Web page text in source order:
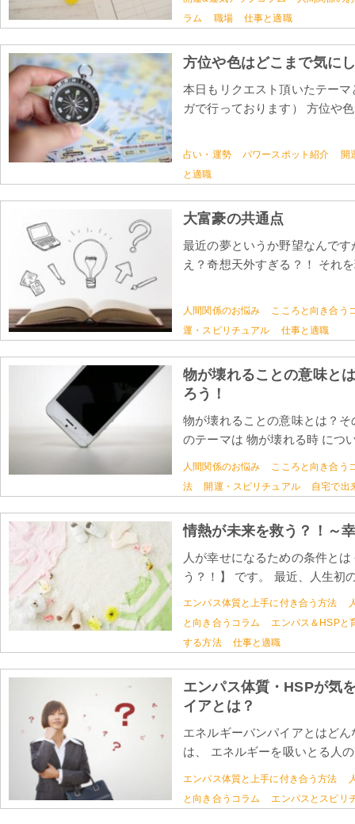
ラム
職場 仕事と適職
方位や色はどこまで気に
本日もリクエスト頂いたテー
ガで行っております） 方位や
占い・運勢 パワースポット紹介
開
と適職
大富豪の共通点
最近の夢というか野望なんで
え？奇想天外すぎる？！ それ
人間関係のお悩み
こころと向き合う
運・スピリチュアル
仕事と適職
物が壊れることの意味と
ろう！
物が壊れることの意味とは？
のテーマは 物が壊れる時 につ
人間関係のお悩み
こころと向き合う
法
開運・スピリチュアル 自宅で出
情熱が未来を救う？！～
人が幸せになるための条件と
う？！】 です。 最近、人生
エンパス体質と上手に付き合う方法
と向き合うコラム
エンパス＆HSPと
する方法
仕事と適職
エンパス体質・HSPが気
イアとは？
エネルギーバンパイアとはど
は、 エネルギーを吸いとる人
エンパス体質と上手に付き合う方法
と向き合うコラム
エンパスとスピリ